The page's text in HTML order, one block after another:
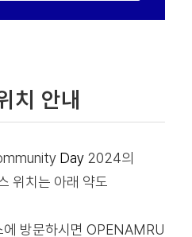
치 안내
Day2024의
위치는 아래 약도
에 방문하시면 OPENAMRU